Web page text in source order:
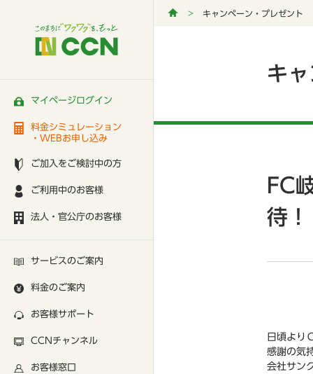
マイページログイン
料金シミュレーション
・WEBお申し込み
ご加入をご検討中の方
ご利用中のお客様
法人・官公庁のお客様
サービスのご案内
料金のご案内
お客様サポート
CCNチャンネル
お客様窓口
キャンペーン・プレゼント
キ
FC
待！
日頃より
感謝の気
会社サン